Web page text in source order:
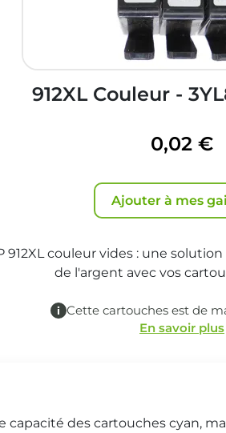
912XL Couleur -
0,02 €
Ajouter à mes
912XL couleur vides : une
de l'argent avec vos
Cette cartouches est de
En savoir plus
capacité des cartouches cyan,